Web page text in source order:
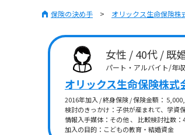
保険の決め手 オリックス生命保険株
女性 / 40代 / 既
パート・アルバイト/年
オリックス生命保険株式
2016年加入 / 終身保険 / 保険金額：
検討のきっかけ：子供が産まれて、学資
情報入手媒体：その他 、 比較検討社数
加入の目的：こどもの教育・結婚資金